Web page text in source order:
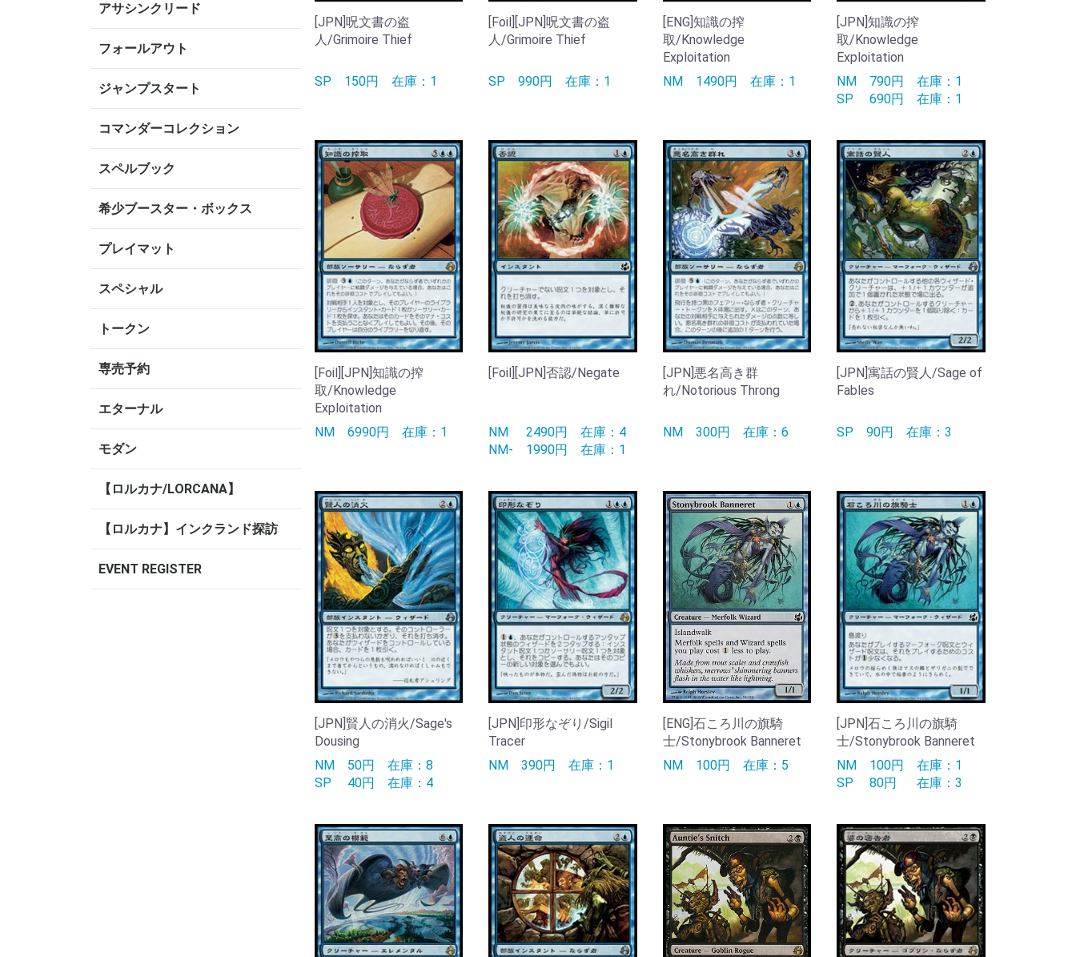
アサシンクリード
フォールアウト
ジャンプスタート
コマンダーコレクション
スペルブック
希少ブースター・ボックス
プレイマット
スペシャル
トークン
専売予約
エターナル
モダン
【ロルカナ/LORCANA】
【ロルカナ】インクランド探訪
EVENT REGISTER
[JPN]呪文書の盗
人/Grimoire Thief
SP 150円 在庫：1
[Foil][JPN]呪文書の盗
人/Grimoire Thief
SP990円在庫：1
[ENG]知識の搾
取/Knowledge
Exploitation
NM 1490円 在庫：1
[JPN]知識の搾
取/Knowledge
Exploitation
NM 790円在庫：1
SP
690円在庫：1
[Foil][JPN]知識の搾
取/Knowledge
Exploitation
NM 6990円 在庫：1
[Foil][JPN]否認/Negate
NM 2490円在庫：4
NM- 1990円在庫：1
[JPN]悪名高き群
れ/Notorious Throng
NM 300円 在庫：6
[JPN]寓話の賢人/Sage of
Fables
SP90円在庫：3
[JPN]賢人の消火/Sage's
Dousing
NM 50円 在庫：8
SP
40円 在庫：4
[JPN]印形なぞり/Sigil
Tracer
NM390円在庫：1
[ENG]石ころ川の旗騎
士/Stonybrook Banneret
NM 100円 在庫：5
[JPN]石ころ川の旗騎
士/Stonybrook Banneret
NM 100円在庫：1
SP
80円 在庫：3